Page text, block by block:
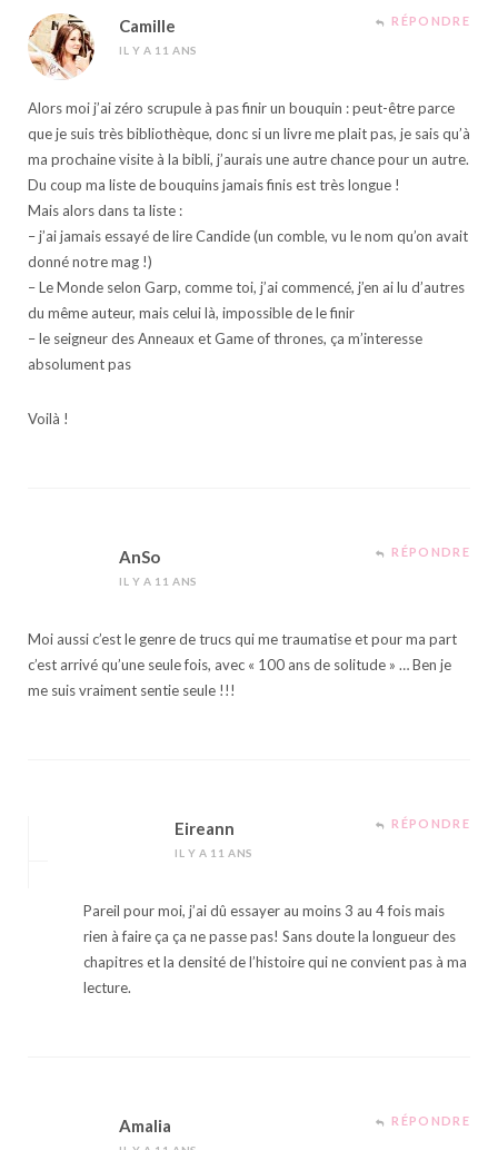
Camille
IL Y A 11 ANS
RÉPONDRE
Alors moi j’ai zéro scrupule à pas finir un bouquin : peut-être parce
que je suis très bibliothèque, donc si un livre me plait pas, je sais qu’à
ma prochaine visite à la bibli, j’aurais une autre chance pour un autre.
Du coup ma liste de bouquins jamais finis est très longue !
Mais alors dans ta liste :
– j’ai jamais essayé de lire Candide (un comble, vu le nom qu’on avait
donné notre mag !)
– Le Monde selon Garp, comme toi, j’ai commencé, j’en ai lu d’autres
du même auteur, mais celui là, impossible de le finir
– le seigneur des Anneaux et Game of thrones, ça m’interesse
absolument pas
Voilà !
AnSo
IL Y A 11 ANS
RÉPONDRE
Moi aussi c’est le genre de trucs qui me traumatise et pour ma part
c’est arrivé qu’une seule fois, avec « 100 ans de solitude » … Ben je
me suis vraiment sentie seule !!!
Eireann
IL Y A 11 ANS
RÉPONDRE
Pareil pour moi, j’ai dû essayer au moins 3 au 4 fois mais
rien à faire ça ça ne passe pas! Sans doute la longueur des
chapitres et la densité de l’histoire qui ne convient pas à ma
lecture.
Amalia RÉPONDRE